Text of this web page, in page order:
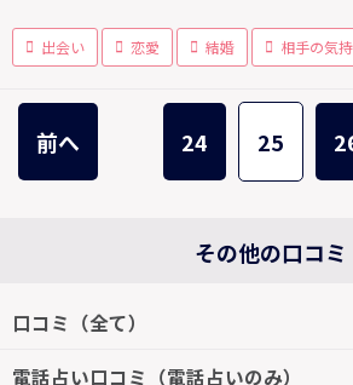
出会い 恋愛 結婚 相手の気
前へ 24 25
その他の口コミ
口コミ（全て）
電話占い口コミ（電話占いのみ）